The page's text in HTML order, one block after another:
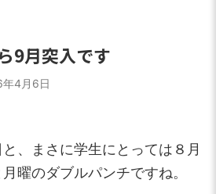
9月突入です
4月6日
、まさに学生にとっては８月
曜のダブルパンチですね。